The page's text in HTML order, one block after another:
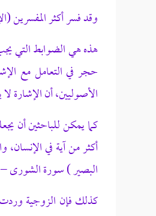
وقد فسر أكثر المفسرين
هذه هي الضوابط التي
حجر في التعامل مع
الأصوليين، أن الإشارة
كما يمكن للباحثين أن
أكثر من آية في
البصير ) سورة الشورى –11-